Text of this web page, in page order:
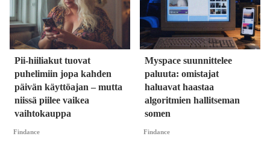
Pii-hiiliakut tuovat
puhelimiin jopa kahden
päivän käyttöajan – mutta
niissä piilee vaikea
vaihtokauppa
Findance
Myspace suunnittelee
paluuta: omistajat
haluavat haastaa
algoritmien hallitseman
somen
Findance